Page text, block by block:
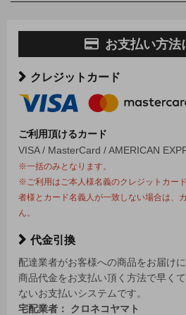
お支払い方法
クレジットカード
ご利用頂けるカード
VISA / MasterCard / AMERICAN
※一括のみとなります。
※ご利用はご本人様名義のクレジットカー
者様とカード名義人が一致しない場合は、
ん。
代金引換
配達業者がお客様への商品をお届け
商品代金をお支払い頂く方法で早く
ないお支払いシステムです。
宅配業者： クロネコヤマト